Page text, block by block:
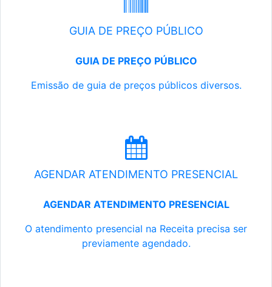
GUIA DE PREÇO PÚBLICO
GUIA DE PREÇO PÚBLICO
Emissão de guia de preços públicos diversos.
AGENDAR ATENDIMENTO PRESENCIAL
AGENDAR ATENDIMENTO PRESENCIAL
O atendimento presencial na Receita precisa ser
previamente agendado.